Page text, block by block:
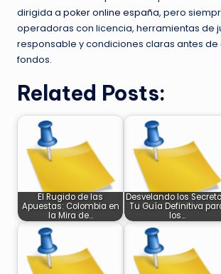
dirigida a poker online españa, pero
operadoras con licencia, herramientas de
responsable y condiciones claras antes
fondos.
Related Posts:
El Rugido de las
Apuestas: Colombia en
la Mira de…
Desvelando los
Tu Guía Definitiva
los…